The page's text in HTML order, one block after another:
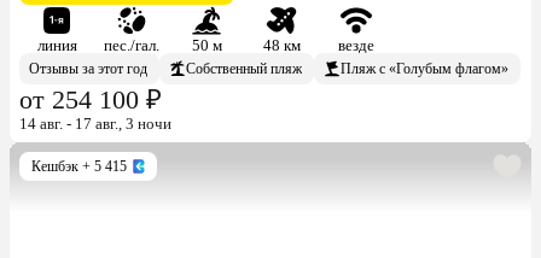
линия пес./гал. 50 м 48 км
везде
Отзывы за этот год
Собственный пляж Пляж с «Голубым флагом»
от 254 100 ₽
14 авг. - 17 авг., 3 ночи
Кешбэк + 5 415